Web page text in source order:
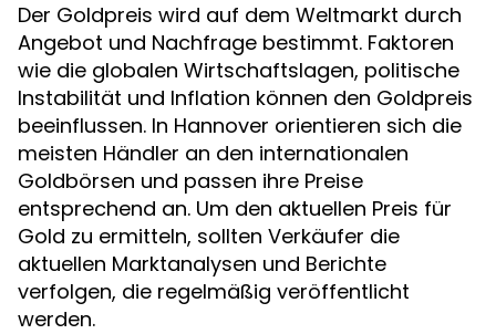
Der Goldpreis wird auf dem Weltmarkt durch
Angebot und Nachfrage bestimmt. Faktoren
wie die globalen Wirtschaftslagen, politische
Instabilität und Inflation können den Goldpreis
beeinflussen. In Hannover orientieren sich die
meisten Händler an den internationalen
Goldbörsen und passen ihre Preise
entsprechend an. Um den aktuellen Preis für
Gold zu ermitteln, sollten Verkäufer die
aktuellen Marktanalysen und Berichte
verfolgen, die regelmäßig veröffentlicht
werden.